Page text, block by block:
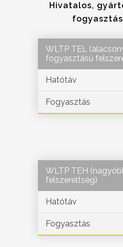
Hivatalos,
WLTP TEL
fogyasztású
Hatótáv
Fogyasztás
WLTP TEH
felszereltség)
Hatótáv
Fogyasztás